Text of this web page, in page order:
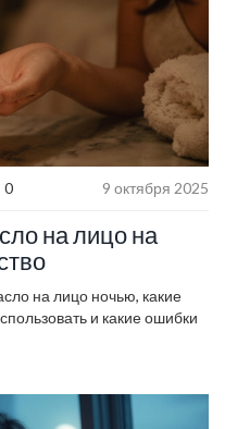
0 9 октября 2025
на лицо на
на лицо ночью, какие
и какие ошибки